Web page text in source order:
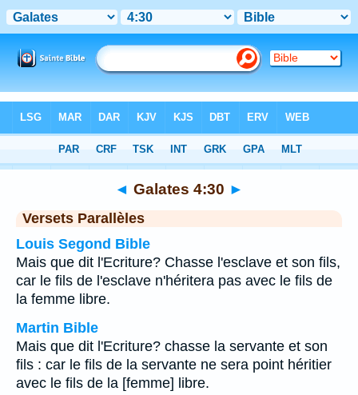
Chapitre 4> Verset 30
◄ Galates 4:30 ►
Versets Parallèles
Louis Segond Bible
Mais que dit l'Ecriture? Chasse l'esclave et son fils,
car le fils de l'esclave n'héritera pas avec le fils de
la femme libre.
Martin Bible
Mais que dit l'Ecriture? chasse la servante et son
fils : car le fils de la servante ne sera point héritier
avec le fils de la [femme] libre.